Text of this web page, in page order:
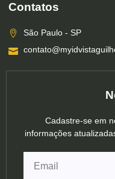
Contatos
São Paulo - SP
Cadastre-se em
informações